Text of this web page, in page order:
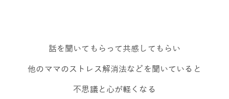
話を聞いてもらって共感してもらい
他のママのストレス解消法などを聞いていると
不思議と心が軽くなる